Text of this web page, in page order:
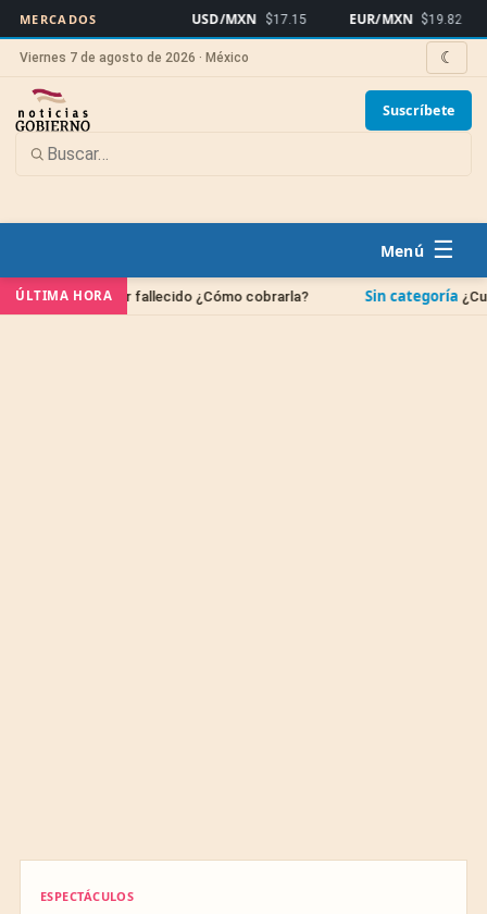
MERCADOS USD/MXN $17.15 EUR/MXN $19.82
Viernes 7 de agosto de 2026 · México ☾
Suscríbete
☰
ÚLTIMA HORA
fallecido ¿Cómo cobrarla? Sin categoría¿Cuándo se
ESPECTÁCULOS